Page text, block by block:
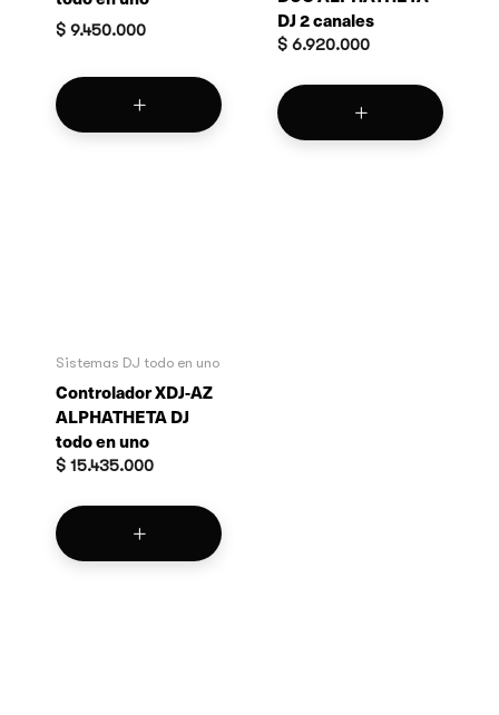
$ 9.450.000
DJ 2 canales
$ 6.920.000
Sistemas DJ todo en uno
Controlador XDJ-AZ
ALPHATHETA DJ
todo en uno
$ 15.435.000